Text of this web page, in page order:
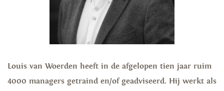
Louis van Woerden heeft in de afgelopen tien jaar ruim
4000 managers getraind en/of geadviseerd. Hij werkt als